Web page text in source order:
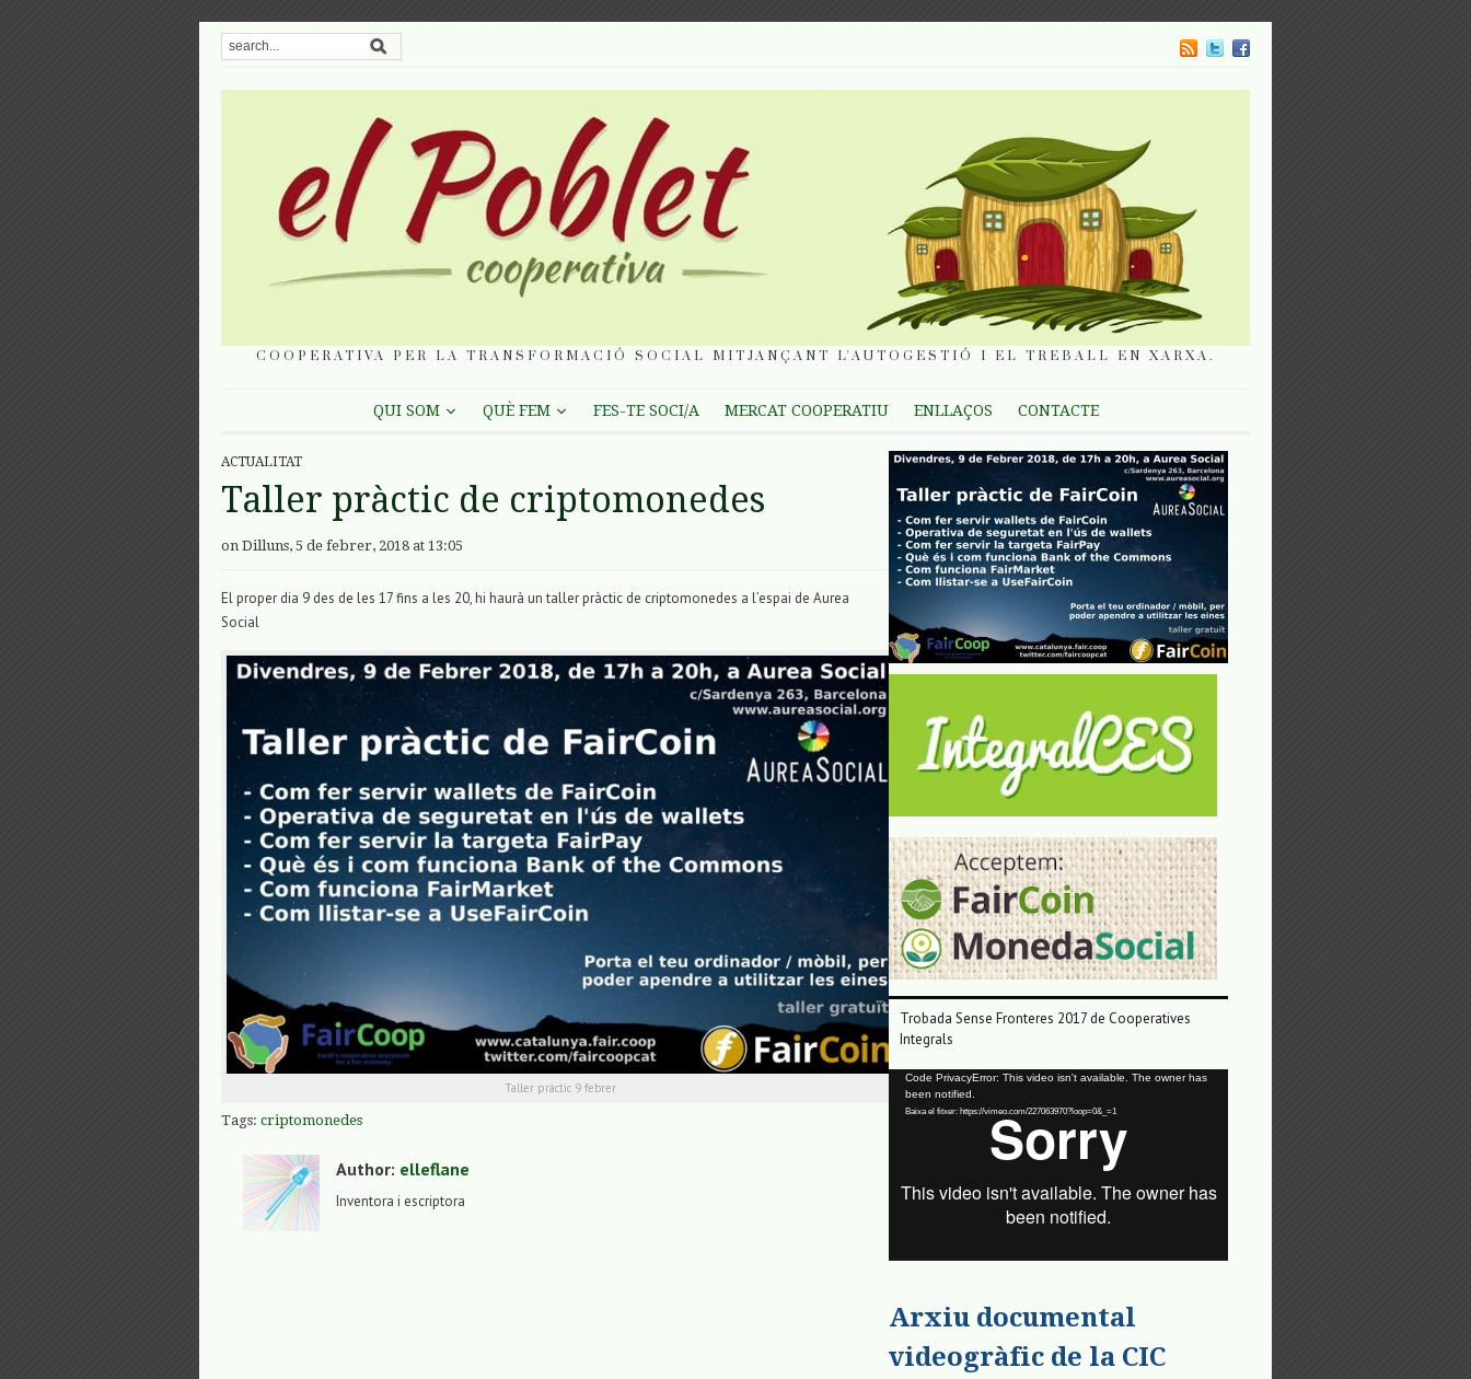
COOPERATIVA PER LA TRANSFORMACIÓ SOCIAL MITJANÇANT L'AUTOGESTIÓ I EL TREBALL EN XARXA.
QUI SOM QUÈ FEM FES-TE SOCI/A MERCAT COOPERATIU ENLLAÇOS CONTACTE
ACTUALITAT
Taller pràctic de criptomonedes
on Dilluns, 5 de febrer, 2018 at 13:05
El proper dia 9 des de les 17 fins a les 20, hi haurà un taller pràctic de criptomonedes a l’espai de Aurea
Social
Taller pràctic 9 febrer
Tags: criptomonedes
Author: elleflane
Inventora i escriptora
Trobada Sense Fronteres 2017 de Cooperatives
Integrals
Reproductor
vídeo
Code PrivacyError: This video isn't available. The owner has
been notified.
Baixa el fitxer: https://vimeo.com/227063970?loop=0&_=1
Arxiu documental
videogràfic de la CIC